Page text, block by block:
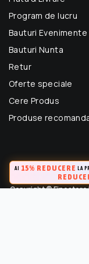
Program de lucru
Bauturi Evenimente
Bauturi Nunta
Retur
Oferte speciale
Cere Produs
Produse
Copyright © Finestore
AI 15% REDUCERE LA